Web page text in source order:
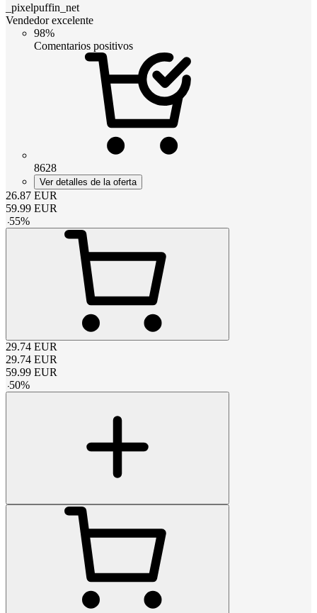
_pixelpuffin_net
Vendedor excelente
98%
Comentarios positivos
8628
Ver detalles de la oferta
26.87 EUR
59.99 EUR
-55%
29.74 EUR
29.74 EUR
59.99 EUR
-50%